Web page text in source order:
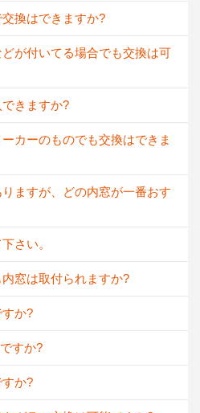
換はできますか?
が付いてる場合でも交換は可
きますか?
カーのものでも交換はできま
ますが、どの内窓が一番おす
さい。
窓は取付られますか?
か?
すか?
か?